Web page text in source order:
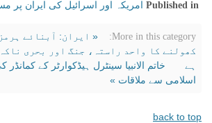
Published in امریکہ اور اسرائیل کی ایران پر
More in this category:
« ایران: آبنائے
کھولنے کا واحد راستہ، جنگ اور بحری
ہے
خاتم الانبیا سینٹرل ہیڈکوارٹر کے
اسلامی سے ملاقات »
back to top